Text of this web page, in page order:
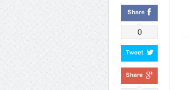
Share
0
Tweet
Share